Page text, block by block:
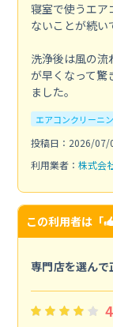
寝室で使うエア
ないことが続い
洗浄後は風の流
が早くなって驚
ました。
エアコンクリーニ
投稿日：2026/07/
利用業者： 株式会
この利用者は「
専門店を選んで